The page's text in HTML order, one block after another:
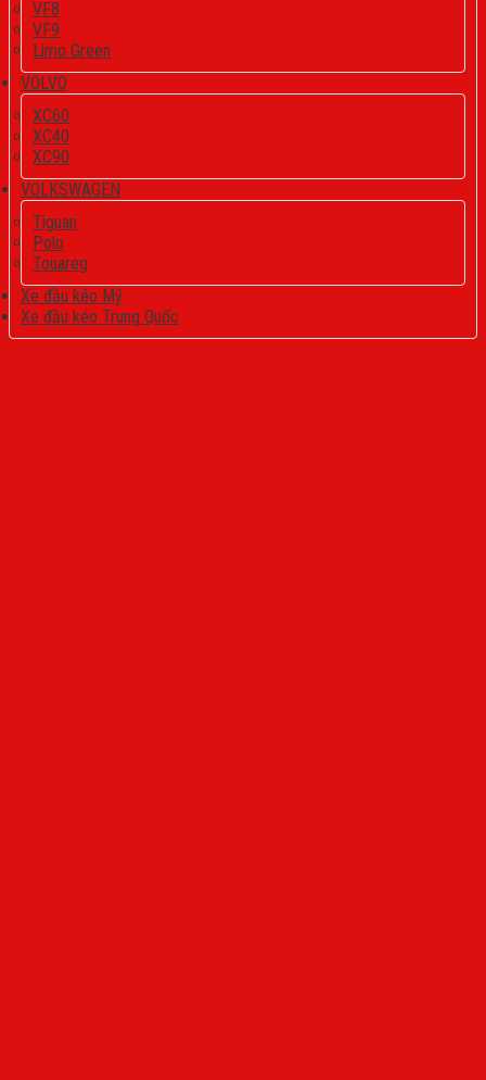
VF8
VF9
Limo Green
VOLVO
XC60
XC40
XC90
VOLKSWAGEN
Tiguan
Polo
Touareg
Xe đầu kéo Mỹ
Xe đầu kéo Trung Quốc